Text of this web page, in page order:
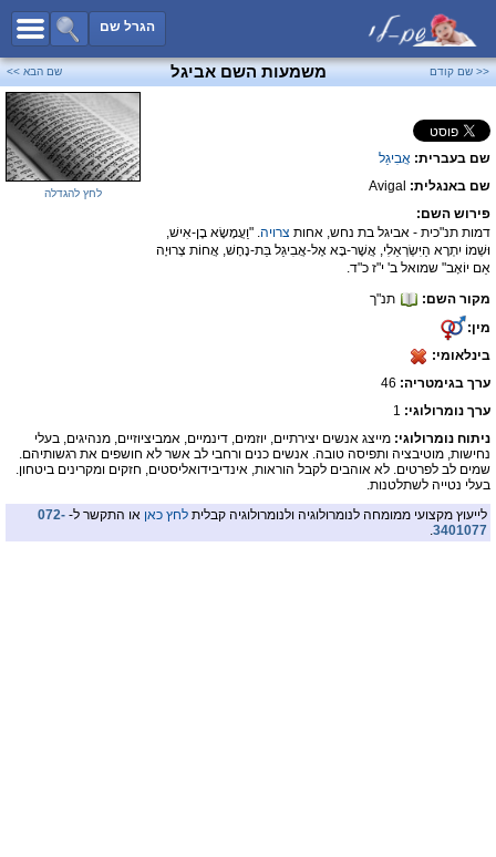
הגרל שם
כל השמות
שמות לבנים
שמות לבנות
שמות משותפים
שמות נפוצים
פייסבוק
<< שם קודם משמעות השם אביגל שם הבא >>
שם בעברית: אֲבִיגַל
שם באנגלית: Avigal
פירוש השם:
דמות תנ"כית - אביגל בת נחש, אחות צרויה. "וַעֲמָשָׂא בֶן-אִישׁ,
וּשְׁמוֹ יִתְרָא הַיִּשְׂרְאֵלִי, אֲשֶׁר-בָּא אֶל-אֲבִיגַל בַּת-נָחָשׁ, אֲחוֹת צְרוּיָה
אֵם יוֹאָב" שמואל ב' י"ז כ"ד.
מקור השם:
תנ"ך
מין:
בינלאומי:
ערך בגימטריה:
ערך נומרולוגי: 1
לחץ להגדלה
ניתוח נומרולוגי: מייצג אנשים יצירתיים, יוזמים, דינמיים, אמביציוזיים, מנהיגים, בעלי
נחישות, מוטיבציה ותפיסה טובה. אנשים כנים ורחבי לב אשר לא חושפים את רגשותיהם.
שמים לב לפרטים. לא אוהבים לקבל הוראות, אינדיבידואליסטים, חזקים ומקרינים ביטחון.
בעלי נטייה לשתלטנות.
לייעוץ מקצועי ממומחה לנומרולוגיה ולנומרולוגיה קבלית לחץ כאן או התקשר ל- 072-
3401077
.